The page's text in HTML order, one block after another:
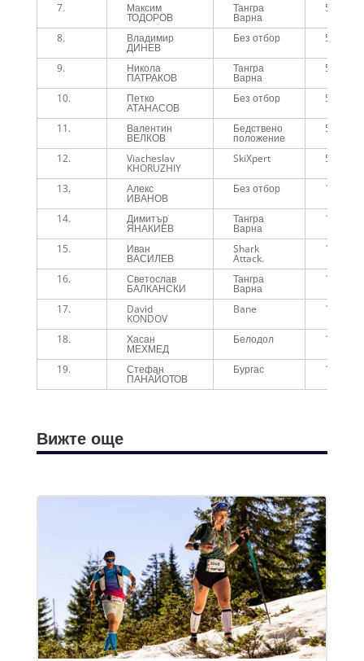
7. Максим
ТОДОРОВ
Тангра
Варна
55:30
8. Владимир
ДИНЕВ
Без отбор 56:35
9. Никола
ПАТРАКОВ
Тангра
Варна
56:44
10. Петко
АТАНАСОВ
Без отбор 57:26
11. Валентин
ВЕЛКОВ
Бедствено
положение
57:50
12. Viacheslav
KHORUZHIY
SkiXpert 58:25
13. Алекс
ИВАНОВ
Без отбор 1:01:19
14. Димитър
ЯНАКИЕВ
Тангра
Варна
1:03:37
15. Иван
ВАСИЛЕВ
Shark
Attack.
1:04:50
16. Светослав
БАЛКАНСКИ
Тангра
Варна
1:10:58
17. David
KONDOV
Bane 1:16:33
18. Хасан
МЕХМЕД
Белодол 1:30:42
19. Стефан
ПАНАЙОТОВ
Бургас 1:30:42
Вижте още